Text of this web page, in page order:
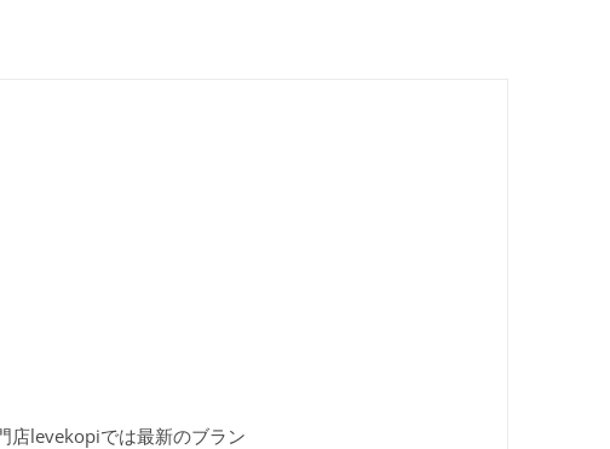
店levekopiでは最新のブラン